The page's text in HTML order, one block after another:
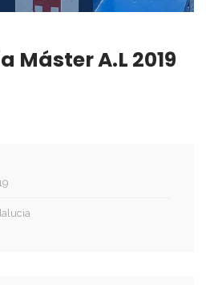
Máster A.L 2019